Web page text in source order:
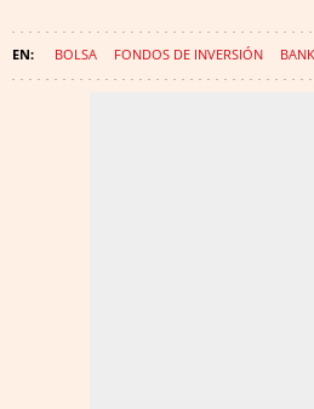
BOLSA FONDOS DE INVERSIÓN